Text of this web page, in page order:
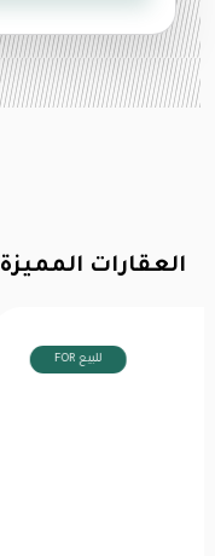
العقارات المميزة